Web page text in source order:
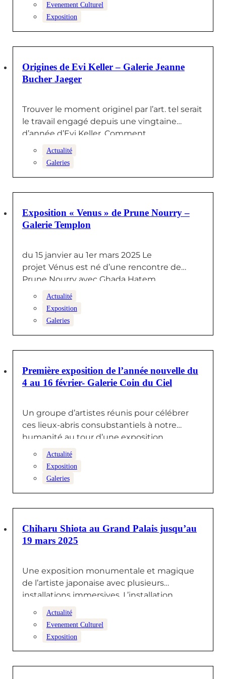
Evenement Culturel
Exposition
22 FÉVRIER 2025
Origines de Evi Keller – Galerie Jeanne
Bucher Jaeger
Trouver le moment originel par l’art. tel serait
le travail engagé depuis une vingtaine
d’année d’Evi Keller. Comment…
Actualité
Galeries
10 FÉVRIER 2025
Exposition « Venus » de Prune Nourry –
Galerie Templon
du 15 janvier au 1er mars 2025 Le
projet Vénus est né d’une rencontre de
Prune Nourry avec Ghada Hatem,…
Actualité
Exposition
Galeries
27 JANVIER 2025
Première exposition de l’année nouvelle du
4 au 16 février- Galerie Coin du Ciel
Un groupe d’artistes réunis pour célébrer
ces lieux-abris consubstantiels à notre
humanité au tour d’une exposition
Actualité
Exposition
Galeries
26 DÉCEMBRE 2024
Chiharu Shiota au Grand Palais jusqu’au
19 mars 2025
Une exposition monumentale et magique
de l’artiste japonaise avec plusieurs
installations immersives. L’installation
Actualité
Evenement Culturel
Exposition